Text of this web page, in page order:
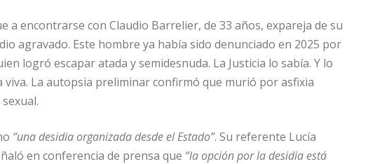
a encontrarse con Claudio Barrelier, de 33 años, expareja de su
agravado. Este hombre ya había sido denunciado en 2025 por
logró escapar atada y semidesnuda. La Justicia lo sabía. Y lo
La autopsia preliminar confirmó que murió por asfixia
“una desidia organizada desde el Estado”. Su referente Lucía
en conferencia de prensa que “la opción por la desidia está